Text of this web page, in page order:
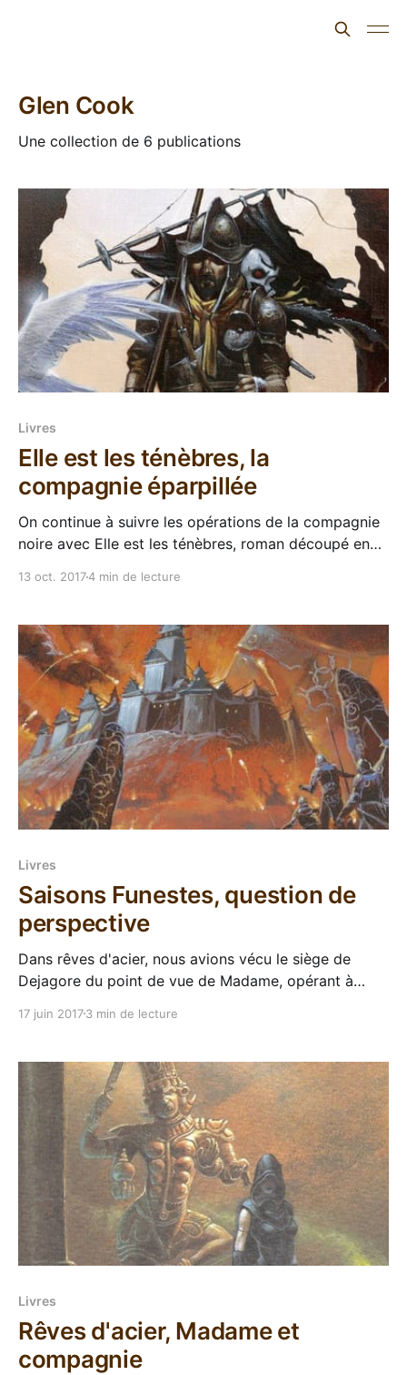
Glen Cook
Une collection de 6 publications
Livres
Elle est les ténèbres, la
compagnie éparpillée
On continue à suivre les opérations de la compagnie
noire avec Elle est les ténèbres, roman découpé en
lecteur se retrouve toujours sur la route
13 oct. 20174 min de lecture
Livres
Saisons Funestes, question de
perspective
Dans rêves d'acier, nous avions vécu le siège de
Dejagore du point de vue de Madame, opérant à
sans pitié. Dans ce Saisons Funestes, premier des
mêmes évènements
17 juin 20173 min de lecture
Livres
Rêves d'acier, Madame et
compagnie